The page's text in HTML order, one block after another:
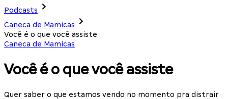
Podcasts
Caneca de Mamicas
Você é o que você assiste
Caneca de Mamicas
Você é o que você assiste
Quer saber o que estamos vendo no momento pra distrair